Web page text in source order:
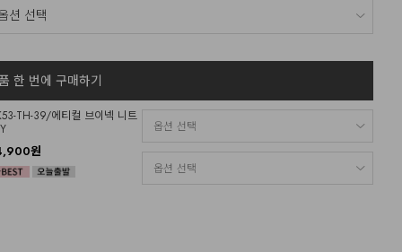
한 번에 구매하기
TH-39/에티컬 브이넥 니트
원